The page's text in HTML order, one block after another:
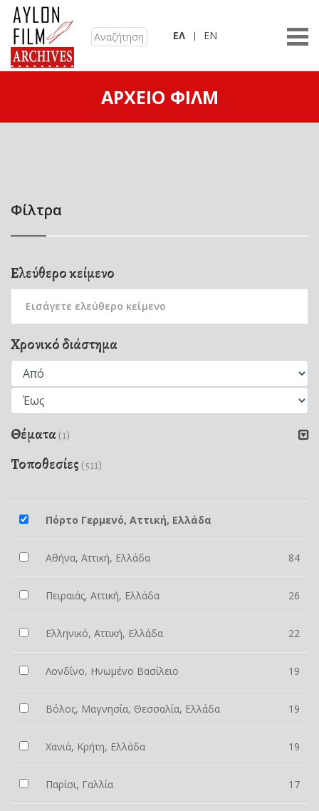
ΕΛ EN
ΑΡΧΕΊΟ ΦΙΛΜ
Φίλτρα
Ελεύθερο κείμενο
Χρονικό διάστημα
Θέματα(1)
Τοποθεσίες (511)
Πόρτο Γερμενό, Αττική, Ελλάδα
Αθήνα, Αττική, Ελλάδα 84
Πειραιάς, Αττική, Ελλάδα 26
Ελληνικό, Αττική, Ελλάδα 22
Λονδίνο, Ηνωμένο Βασίλειο 19
Βόλος, Μαγνησία, Θεσσαλία, Ελλάδα 19
Χανιά, Κρήτη, Ελλάδα 19
Παρίσι, Γαλλία 17